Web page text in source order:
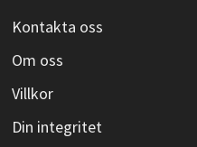
Kontakta oss
Om oss
Villkor
Din integritet